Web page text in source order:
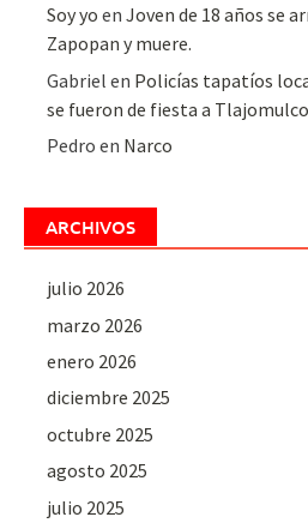
Soy yo enJoven de 18 años se
Zapopan y muere.
Gabriel en Policías tapatíos
se fueron de fiesta a Tlajomulco
Pedro en Narco
ARCHIVOS
julio 2026
marzo 2026
enero 2026
diciembre 2025
octubre 2025
agosto 2025
julio 2025